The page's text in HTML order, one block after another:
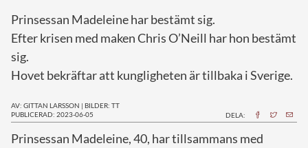
Prinsessan Madeleine har bestämt sig.
Efter krisen med maken Chris O’Neill har hon bestämt
sig.
Hovet bekräftar att kungligheten är tillbaka i Sverige.
AV: GITTAN LARSSON | BILDER: TT
PUBLICERAD: 2023-06-05
DELA:
Prinsessan Madeleine, 40, har tillsammans med